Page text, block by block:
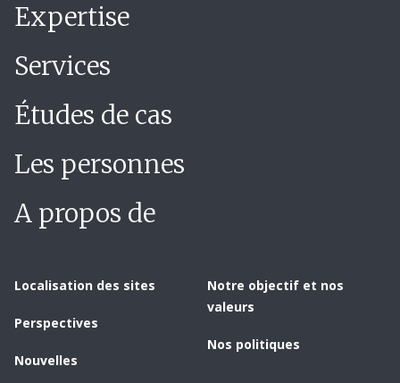
Expertise
Services
Études de cas
Les personnes
A propos de
Localisation des sites
Perspectives
Nouvelles
Notre objectif et nos
valeurs
Nos politiques